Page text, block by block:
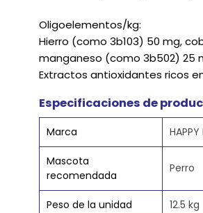
Oligoelementos/kg:
Hierro (como 3b103) 50 mg,
manganeso (como 3b502) 25
Extractos antioxidantes ricos
Especificaciones de
Marca
Mascota
recomendada
Perro
Peso de la unidad 12.5 kg